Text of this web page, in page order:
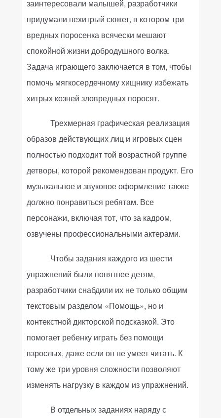
заинтересовали малышей, разработчики
придумали нехитрый сюжет, в котором три
вредных поросенка всячески мешают
спокойной жизни добродушного волка.
Задача играющего заключается в том, чтобы
помочь мягкосердечному хищнику избежать
хитрых козней зловредных поросят.
Трехмерная графическая реализация
образов действующих лиц и игровых сцен
полностью подходит той возрастной группе
детворы, которой рекомендован продукт. Его
музыкальное и звуковое оформление также
должно понравиться ребятам. Все
персонажи, включая тот, что за кадром,
озвучены профессиональными актерами.
Чтобы задания каждого из шести
упражнений были понятнее детям,
разработчики снабдили их не только общим
текстовым разделом «Помощь», но и
контекстной дикторской подсказкой. Это
помогает ребенку играть без помощи
взрослых, даже если он не умеет читать. К
тому же три уровня сложности позволяют
изменять нагрузку в каждом из упражнений.
В отдельных заданиях наряду с